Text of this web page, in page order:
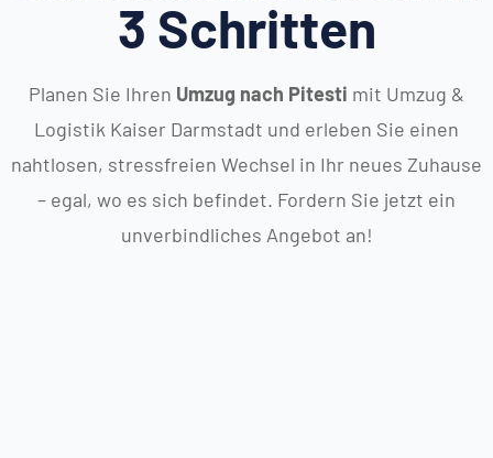
3 Schritten
Planen Sie Ihren Umzug nach Pitesti mit Umzug &
Logistik Kaiser Darmstadt und erleben Sie einen
nahtlosen, stressfreien Wechsel in Ihr neues Zuhause
– egal, wo es sich befindet. Fordern Sie jetzt ein
unverbindliches Angebot an!